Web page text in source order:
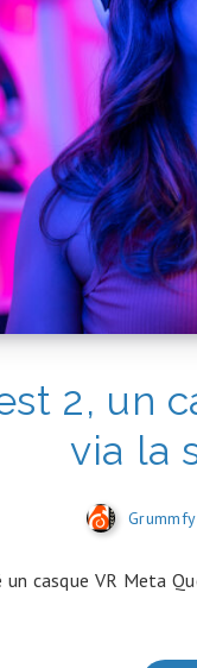
2, un
via la
Grummfy
un casque VR Meta